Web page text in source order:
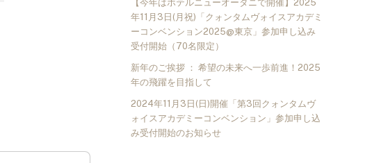
【今年はホテルニューオータニで開催】2025
年11月3日(月祝)「クォンタムヴォイスアカデミ
ーコンベンション2025@東京」参加申し込み
受付開始（70名限定）
新年のご挨拶 ： 希望の未来へ一歩前進！2025
年の飛躍を目指して
2024年11月3日(日)開催「第3回クォンタムヴ
ォイスアカデミーコンベンション」参加申し込
み受付開始のお知らせ